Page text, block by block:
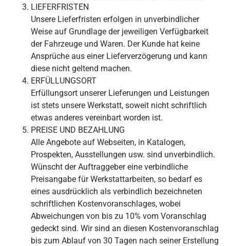
LIEFERFRISTEN
Unsere Lieferfristen erfolgen in unverbindlicher
Weise auf Grundlage der jeweiligen Verfügbarkeit
der Fahrzeuge und Waren. Der Kunde hat keine
Ansprüche aus einer Lieferverzögerung und kann
diese nicht geltend machen.
ERFÜLLUNGSORT
Erfüllungsort unserer Lieferungen und Leistungen
ist stets unsere Werkstatt, soweit nicht schriftlich
etwas anderes vereinbart worden ist.
PREISE UND BEZAHLUNG
Alle Angebote auf Webseiten, in Katalogen,
Prospekten, Ausstellungen usw. sind unverbindlich.
Wünscht der Auftraggeber eine verbindliche
Preisangabe für Werkstattarbeiten, so bedarf es
eines ausdrücklich als verbindlich bezeichneten
schriftlichen Kostenvoranschlages, wobei
Abweichungen von bis zu 10% vom Voranschlag
gedeckt sind. Wir sind an diesen Kostenvoranschlag
bis zum Ablauf von 30 Tagen nach seiner Erstellung